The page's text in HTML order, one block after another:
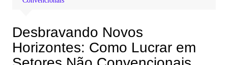
Desbravando Novos
Horizontes: Como Lucrar em